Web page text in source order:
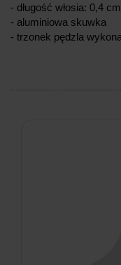
- długość włosia: 0,4 cm
- aluminiowa skuwka
- trzonek pędzla